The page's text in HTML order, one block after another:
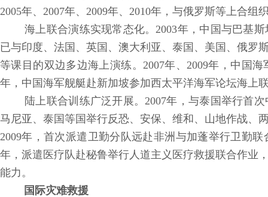
2005年、2007年、2009年、2010年，与俄罗斯等上合
海上联合演练实现常态化。2003年，中国与巴基
已与印度、法国、英国、澳大利亚、泰国、美国、俄罗
等课目的双边多边海上演练。2007年、2009年，中国
年，中国海军舰艇赴新加坡参加西太平洋海军论坛海上
陆上联合训练广泛开展。2007年，与泰国举行首
马尼亚、泰国等国举行反恐、安保、维和、山地作战、
2009年，首次派遣卫勤分队远赴非洲与加蓬举行卫勤
年，派遣医疗队赴秘鲁举行人道主义医疗救援联合作业
能力。
国际灾难救援